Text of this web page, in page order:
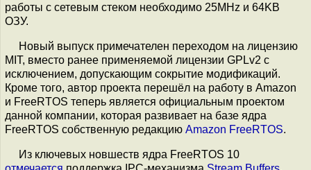
работы с сетевым стеком необходимо 25MHz и 64KB
ОЗУ.
Новый выпуск примечателен переходом на лицензию
MIT, вместо ранее применяемой лицензии GPLv2 с
исключением, допускающим сокрытие модификаций.
Кроме того, автор проекта перешёл на работу в Amazon
и FreeRTOS теперь является официальным проектом
данной компании, которая развивает на базе ядра
FreeRTOS собственную редакцию Amazon FreeRTOS.
Из ключевых новшеств ядра FreeRTOS 10